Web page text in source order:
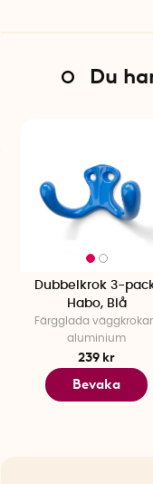
Du
Dubbelkrok 3-
Habo, Blå
Färgglada
aluminium
239 kr
Bevaka